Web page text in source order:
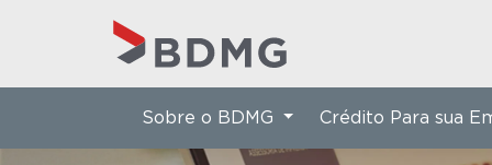
Sobre o BDMG Crédito Para sua